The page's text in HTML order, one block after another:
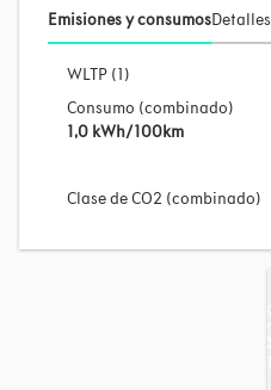
Emisiones y consumosDetalles
WLTP (1)
Consumo (combinado)
1,0 kWh/100km
Clase de CO2 (combinado)